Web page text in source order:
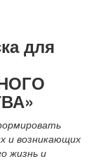
для
и возникающих
жизнь и